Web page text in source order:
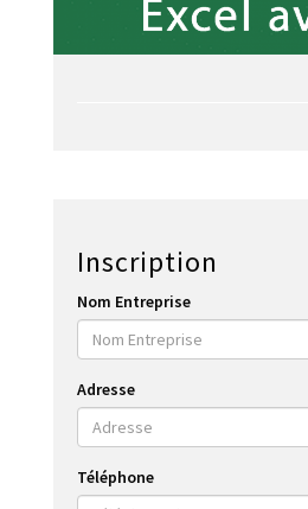
Inscription
Nom Entreprise
Adresse
Téléphone